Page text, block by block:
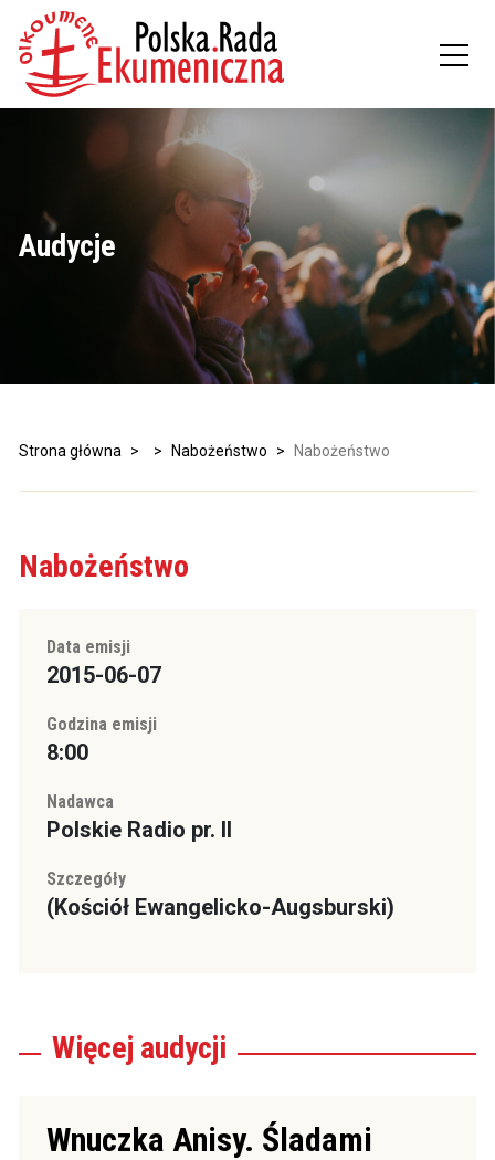
Audycje
Strona główna > > Nabożeństwo > Nabożeństwo
Nabożeństwo
Data emisji
2015-06-07
Godzina emisji
8:00
Nadawca
Polskie Radio pr. II
Szczegóły
(Kościół Ewangelicko-Augsburski)
Więcej audycji
Wnuczka Anisy. Śladami